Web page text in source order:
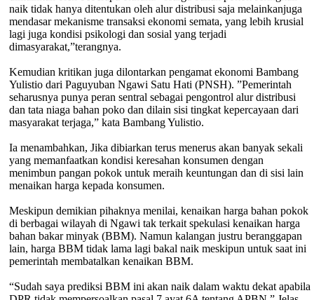
naik tidak hanya ditentukan oleh alur distribusi saja melainkanjuga
mendasar mekanisme transaksi ekonomi semata, yang lebih krusial
lagi juga kondisi psikologi dan sosial yang terjadi
dimasyarakat,”terangnya.
Kemudian kritikan juga dilontarkan pengamat ekonomi Bambang
Yulistio dari Paguyuban Ngawi Satu Hati (PNSH). ”Pemerintah
seharusnya punya peran sentral sebagai pengontrol alur distribusi
dan tata niaga bahan poko dan dilain sisi tingkat kepercayaan dari
masyarakat terjaga,” kata Bambang Yulistio.
Ia menambahkan, Jika dibiarkan terus menerus akan banyak sekali
yang memanfaatkan kondisi keresahan konsumen dengan
menimbun pangan pokok untuk meraih keuntungan dan di sisi lain
menaikan harga kepada konsumen.
Meskipun demikian pihaknya menilai, kenaikan harga bahan pokok
di berbagai wilayah di Ngawi tak terkait spekulasi kenaikan harga
bahan bakar minyak (BBM). Namun kalangan justru beranggapan
lain, harga BBM tidak lama lagi bakal naik meskipun untuk saat ini
pemerintah membatalkan kenaikan BBM.
“Sudah saya prediksi BBM ini akan naik dalam waktu dekat apabila